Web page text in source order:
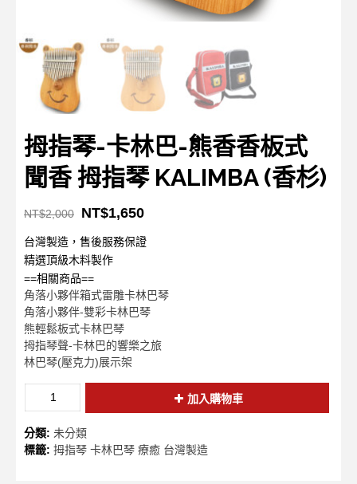
拇指琴-卡林巴-熊香香板式
聞香 拇指琴 KALIMBA (香杉)
NT$2,000 NT$1,650
台灣製造，售後服務保證
精選頂級木料製作
==相關商品==
角落小夥伴箱式雷雕卡林巴琴
角落小夥伴-雙彩卡林巴琴
熊輕鬆板式卡林巴琴
拇指琴聲-卡林巴的響樂之旅
林巴琴(壓克力)展示架
加入購物車
分類: 未分類
標籤: 拇指琴 卡林巴琴 療癒 台灣製造